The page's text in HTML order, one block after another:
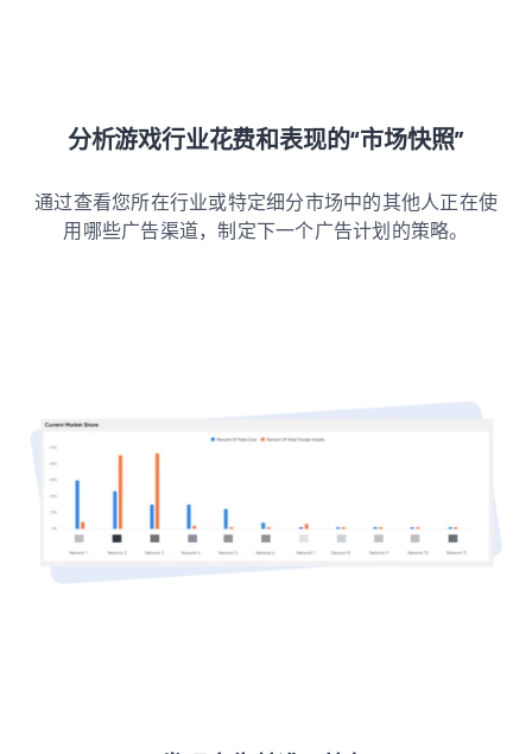
分析游戏行业花费和表现的“市场快照”
通过查看您所在行业或特定细分市场中的其他人正在使
用哪些广告渠道，制定下一个广告计划的策略。